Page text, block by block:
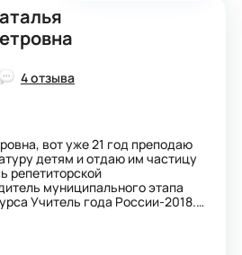
4 отзыва
вот уже 21 год преподаю
детям и отдаю им частицу
репетиторской
муниципального этапа
2018.
системе подготовки к ОГЭ и